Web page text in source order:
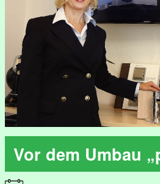
Vor dem Umbau